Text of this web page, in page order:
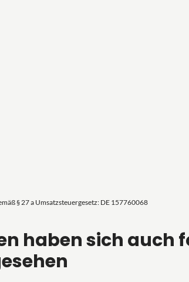
§ 27 a Umsatzsteuergesetz: DE 157760068
haben sich auch